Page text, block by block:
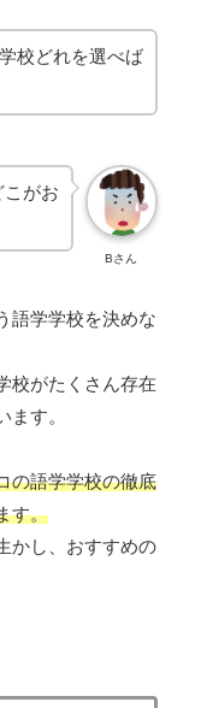
校どれを選べば
Bさん
がお
語学学校を決めな
校がたくさん存在
す。
の語学学校の徹底
す。
かし、おすすめの